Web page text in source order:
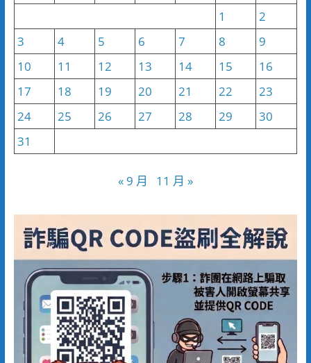
1
2
3
4 5 6 7 8
9
10
11 12 13 14 15
16
17
18 19 20 21 22
23
24
25 26 27 28 29
30
31
« 9 月 11 月 »